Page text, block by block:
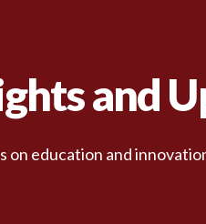
and
on education and